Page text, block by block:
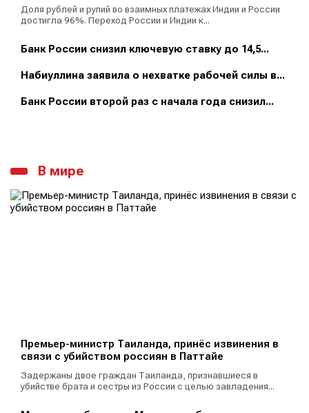
Доля рублей и рупий во взаимных платежах Индии и России
достигла 96%. Переход России и Индии к...
Банк России снизил ключевую ставку до 14,5...
Набиуллина заявила о нехватке рабочей силы в...
Банк России второй раз с начала года снизил...
В мире
Премьер-министр Таиланда, принёс извинения в
связи с убийством россиян в Паттайе
Задержаны двое граждан Таиланда, признавшиеся в
убийстве брата и сестры из России с целью завладения...